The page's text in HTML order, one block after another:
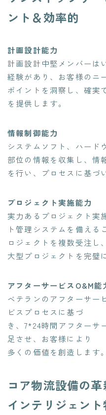
ント＆効率的
計画設計能力
計画設計中堅メンバーは
経験があり、お客様のニ
ポイントを洞察し、確実
を提供します。
情報制御能力
システムソフト、ハード
部位の情報を収集し、情
を行い、プロセスに基づ
プロジェクト実施能力
実力あるプロジェクト実
ト管理システムを備え
ロジェクトを複数受注し
大型プロジェクトを完璧
アフターサービスO&M能
ベテランのアフターサー
ビスプロセスに基づ
き、7*24時間アフターサ
足させ、お客様により
多くの価値を創造します。
コア物流設備の
インテリジェン